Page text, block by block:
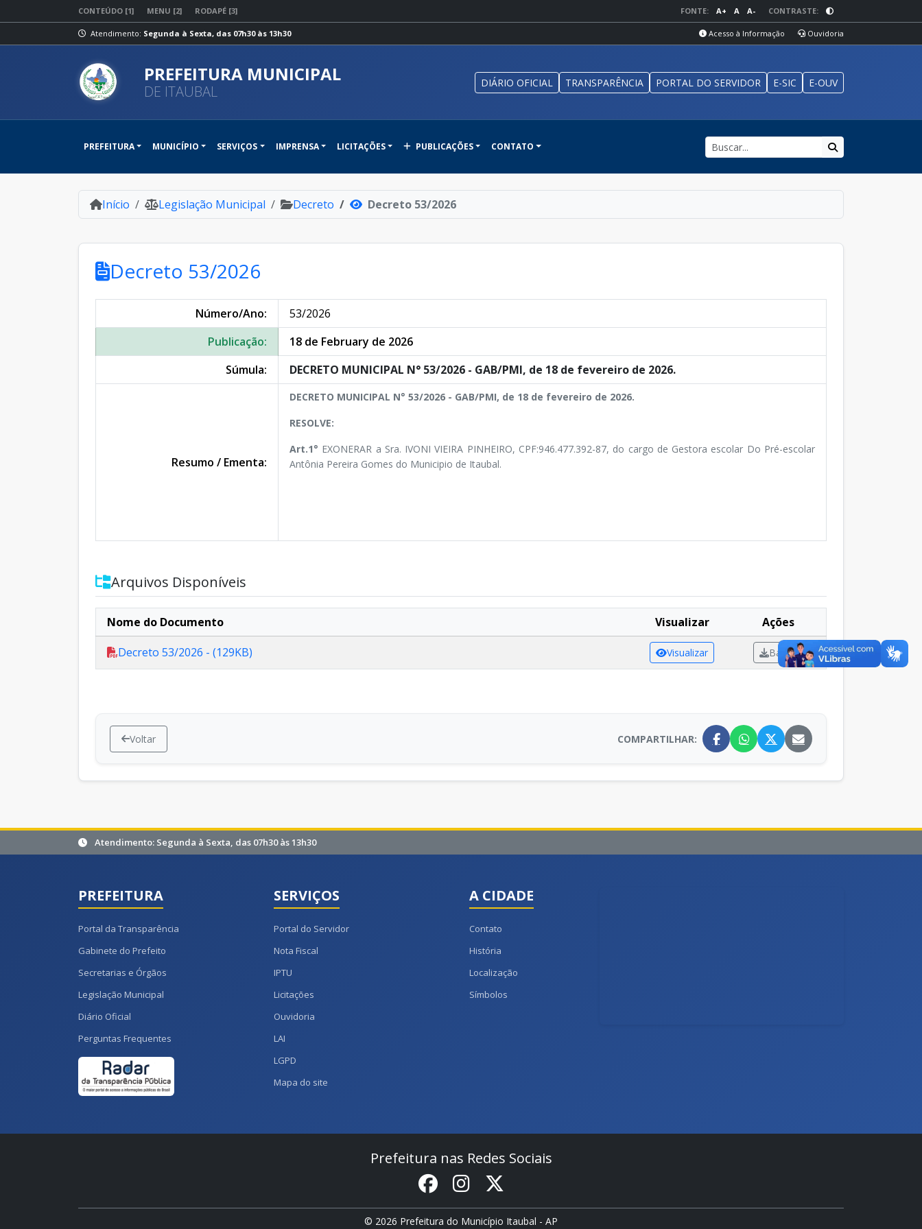
CONTEÚDO [1] MENU [2] RODAPÉ [3] FONTE: A+ A A- CONTRASTE:
Atendimento: Segunda à Sexta, das 07h30 às 13h30 Acesso à Informação Ouvidoria
PREFEITURA MUNICIPAL
DE ITAUBAL DIÁRIO OFICIAL TRANSPARÊNCIA PORTAL DO SERVIDOR E-SIC E-OUV
PREFEITURA MUNICÍPIO SERVIÇOS IMPRENSA LICITAÇÕES PUBLICAÇÕES CONTATO
Início Legislação Municipal Decreto Decreto 53/2026
Decreto 53/2026
Número/Ano:
53/2026
Publicação:
18 de February de 2026
Súmula:
DECRETO MUNICIPAL N° 53/2026 - GAB/PMI, de 18 de fevereiro de 2026.
Resumo / Ementa:
DECRETO MUNICIPAL N° 53/2026 - GAB/PMI, de 18 de fevereiro de 2026.
RESOLVE:
Art.1° EXONERAR a Sra. IVONI VIEIRA PINHEIRO, CPF:946.477.392-87, do cargo de Gestora escolar Do Pré-escolar
Antônia Pereira Gomes do Municipio de Itaubal.
Arquivos Disponíveis
Nome do Documento Visualizar
Ações
Decreto 53/2026 - (129KB)
Visualizar Baixar
Voltar COMPARTILHAR:
Atendimento: Segunda à Sexta, das 07h30 às 13h30
PREFEITURA
Portal da Transparência
Gabinete do Prefeito
Secretarias e Órgãos
Legislação Municipal
Diário Oficial
Perguntas Frequentes
SERVIÇOS
Portal do Servidor
Nota Fiscal
IPTU
Licitações
Ouvidoria
LAI
LGPD
Mapa do site
A CIDADE
Contato
História
Localização
Símbolos
Prefeitura nas Redes Sociais
© 2026 Prefeitura do Município Itaubal - AP